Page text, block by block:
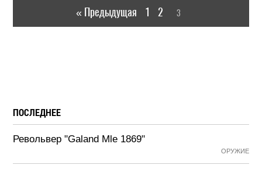
« Предыдущая 1 2 3
ПОСЛЕДНЕЕ
Револьвер "Galand Mle 1869"
ОРУЖИЕ